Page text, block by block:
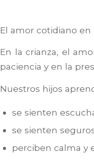
El amor cotidiano en
En la crianza, el
paciencia y en la
Nuestros hijos
se sienten
se sienten
perciben calma y